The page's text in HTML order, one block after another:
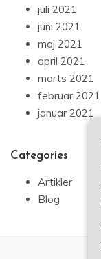
juli 2021
juni 2021
maj 2021
april 2021
marts 2021
februar 2021
januar 2021
Categories
Artikler
Blog